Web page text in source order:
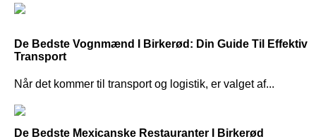
De Bedste Vognmænd I Birkerød: Din Guide Til Effektiv
Transport
Når det kommer til transport og logistik, er valget af...
De Bedste Mexicanske Restauranter I Birkerød